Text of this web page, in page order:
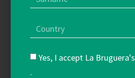
Yes, I accept La Bruguera's
.